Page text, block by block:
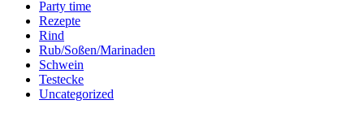
Party time
Rezepte
Rind
Rub/Soßen/Marinaden
Schwein
Testecke
Uncategorized